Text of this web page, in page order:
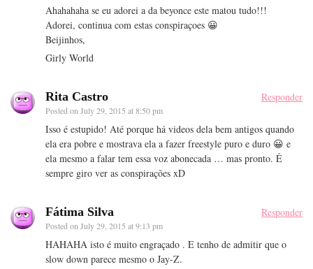
Ahahahaha se eu adorei a da beyonce este matou tudo!!!
Adorei, continua com estas conspiraçoes 😀
Beijinhos,
Girly World
Rita Castro
Posted on July 29, 2015 at 8:50 pm
Responder
Isso é estupido! Até porque há videos dela bem antigos quando
ela era pobre e mostrava ela a fazer freestyle puro e duro 😀 e
ela mesmo a falar tem essa voz abonecada … mas pronto. É
sempre giro ver as conspirações xD
Fátima Silva
Posted on July 29, 2015 at 9:13 pm
Responder
HAHAHA isto é muito engraçado . E tenho de admitir que o
slow down parece mesmo o Jay-Z.